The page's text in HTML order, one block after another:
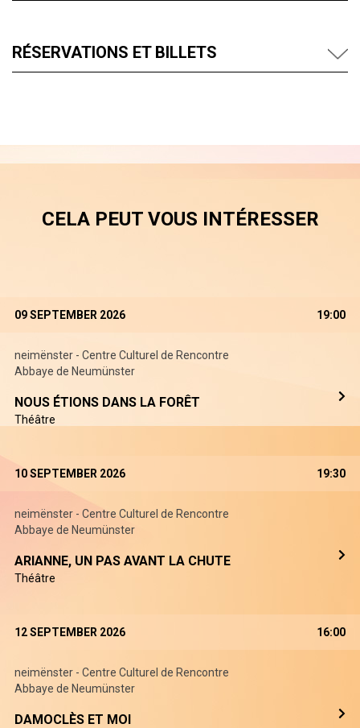
RÉSERVATIONS ET BILLETS
CELA PEUT VOUS INTÉRESSER
09 SEPTEMBER 2026 19:00
neimënster - Centre Culturel de Rencontre
Abbaye de Neumünster
NOUS ÉTIONS DANS LA FORÊT
Théâtre
10 SEPTEMBER 2026 19:30
neimënster - Centre Culturel de Rencontre
Abbaye de Neumünster
ARIANNE, UN PAS AVANT LA CHUTE
Théâtre
12 SEPTEMBER 2026 16:00
neimënster - Centre Culturel de Rencontre
Abbaye de Neumünster
DAMOCLÈS ET MOI